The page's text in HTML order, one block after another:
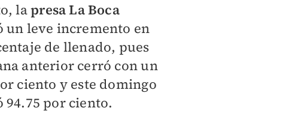
lapresa La Boca
un leve incremento en
de llenado, pues
anterior cerró con un
ciento y este domingo
94.75 por ciento.